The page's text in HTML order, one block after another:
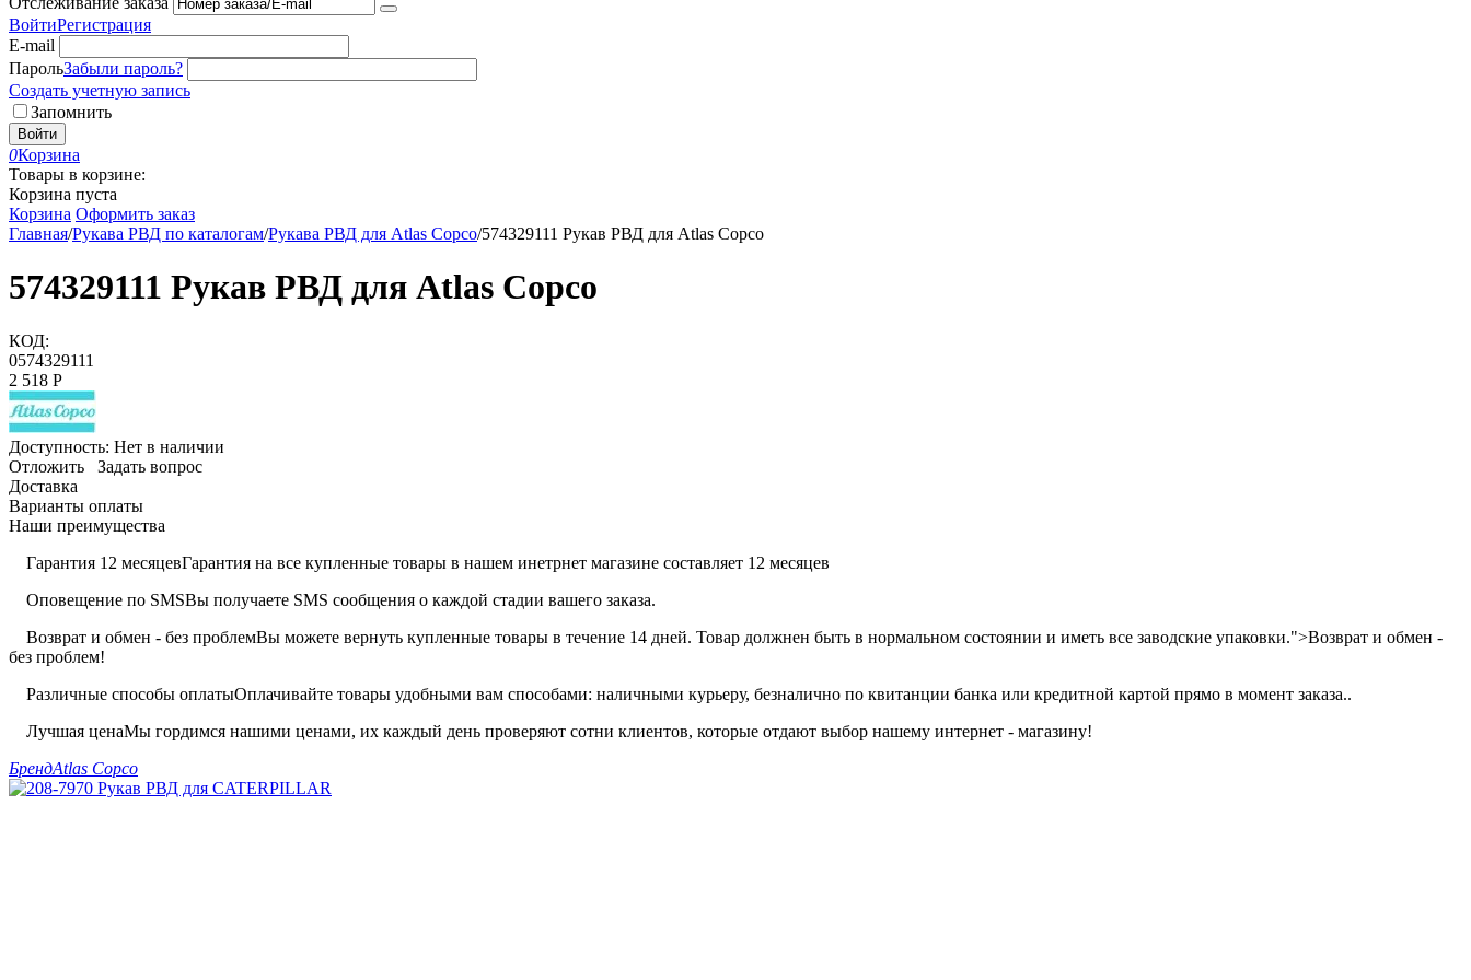
ВойтиРегистрация
E-mail
ПарольЗабыли пароль?
Создать учетную запись
Запомнить
Войти
0Корзина
Товары в корзине:
Корзина пуста
Корзина Оформить заказ
Главная/Рукава РВД по каталогам/Рукава РВД для Atlas Copco/574329111 Рукав РВД для Atlas Copco
574329111 Рукав РВД для Atlas Copco
КОД:
0574329111
2 518 Р
Доступность: Нет в наличии
Отложить
Задать вопрос
Доставка
Варианты оплаты
Наши преимущества
Гарантия 12 месяцевГарантия на все купленные товары в нашем инетрнет магазине составляет 12 месяцев
Оповещение по SMSВы получаете SMS сообщения о каждой стадии вашего заказа.
Возврат и обмен - без проблемВы можете вернуть купленные товары в течение 14 дней. Товар должнен быть в нормальном состоянии и иметь все заводские упаковки.">Возврат и обмен -
без проблем!
Различные способы оплатыОплачивайте товары удобными вам способами: наличными курьеру, безналично по квитанции банка или кредитной картой прямо в момент заказа..
Лучшая ценаМы гордимся нашими ценами, их каждый день проверяют сотни клиентов, которые отдают выбор нашему интернет - магазину!
БрендAtlas Copco